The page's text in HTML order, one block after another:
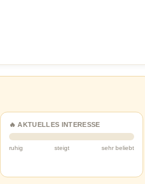
🔥 AKTUELLES INTERESSE
ruhig steigt sehr beliebt